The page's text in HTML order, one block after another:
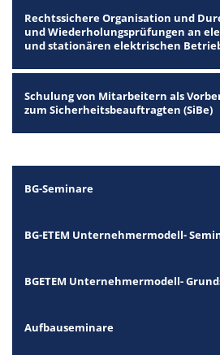
Rechtssichere Organisation und
und Wiederholungsprüfungen an
und stationären elektrischen
Schulung von Mitarbeitern als
zum Sicherheitsbeauftragten (SiBe)
BG-Seminare
BG-ETEM Unternehmermodell-
BGETEM Unternehmermodell-
Aufbauseminare